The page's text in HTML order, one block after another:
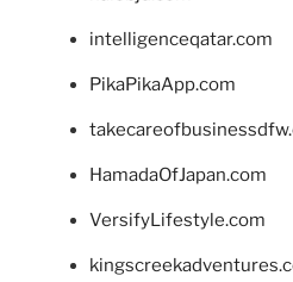
intelligenceqatar.com
PikaPikaApp.com
HamadaOfJapan.com
VersifyLifestyle.com